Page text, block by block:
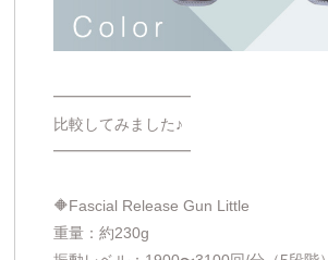
━━━━━━━━━
比較してみました♪
━━━━━━━━━
🔶Fascial Release Gun Little
重量：約230g